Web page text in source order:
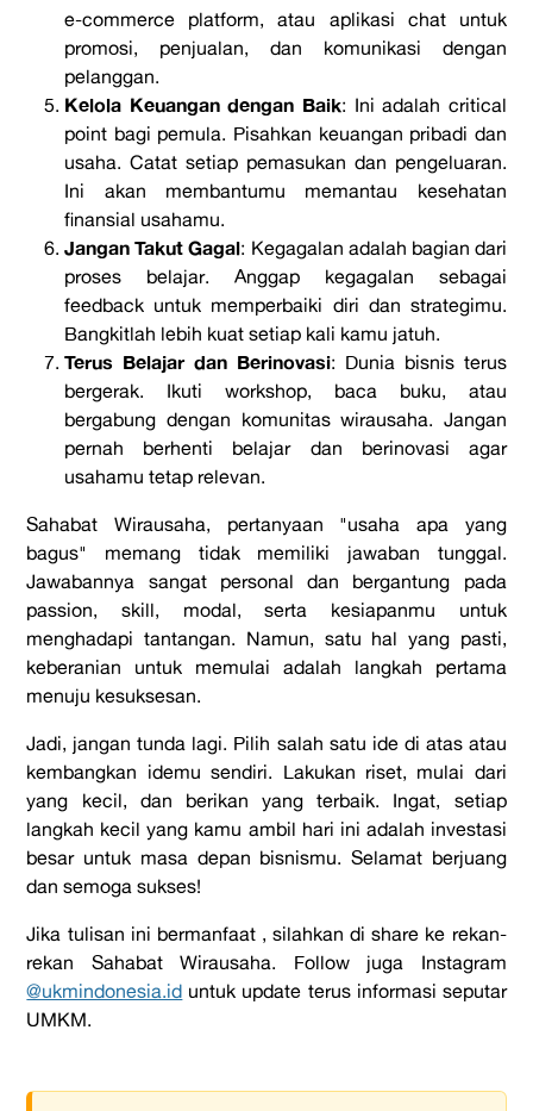
e-commerce platform, atau aplikasi chatuntuk
promosi, penjualan, dan komunikasi dengan
pelanggan.
Kelola Keuangan dengan Baik: Ini adalah critical
point bagi pemula. Pisahkan keuangan pribadi dan
usaha. Catat setiap pemasukan dan pengeluaran.
Ini akan membantumu memantau kesehatan
finansial usahamu.
Jangan Takut Gagal: Kegagalan adalah bagian dari
proses belajar. Anggap kegagalan sebagai
feedback untuk memperbaiki diri dan strategimu.
Bangkitlah lebih kuat setiap kali kamu jatuh.
Terus Belajar dan Berinovasi: Dunia bisnis terus
bergerak. Ikutiworkshop, baca buku, atau
bergabung dengan komunitas wirausaha. Jangan
pernah berhenti belajar dan berinovasi agar
usahamu tetap relevan.
Sahabat Wirausaha, pertanyaan "usaha apa yang
bagus" memang tidak memiliki jawaban tunggal.
Jawabannya sangat personal dan bergantung pada
passion,skill, modal, serta kesiapanmu untuk
menghadapi tantangan. Namun, satu hal yang pasti,
keberanian untuk memulai adalah langkah pertama
menuju kesuksesan.
Jadi, jangan tunda lagi. Pilih salah satu ide di atas atau
kembangkan idemu sendiri. Lakukan riset, mulai dari
yang kecil, dan berikan yang terbaik. Ingat, setiap
langkah kecil yang kamu ambil hari ini adalah investasi
besar untuk masa depan bisnismu. Selamat berjuang
dan semoga sukses!
Jika tulisan ini bermanfaat , silahkan di share ke rekan-
rekan Sahabat Wirausaha. Follow juga Instagram
@ukmindonesia.id untuk update terus informasi seputar
UMKM.